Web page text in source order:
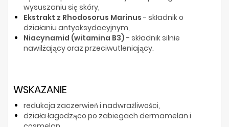
wysuszaniu się skóry,
Ekstrakt z Rhodosorus Marinus - składnik o
działaniu antyoksydacyjnym,
Niacynamid (witamina B3) - składnik silnie
nawilżający oraz przeciwutleniający.
WSKAZANIE
redukcja zaczerwień i nadwrażliwości,
działa łagodząco po zabiegach dermamelan i